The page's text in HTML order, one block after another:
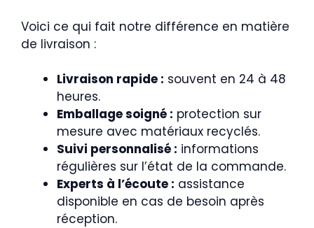
Voici ce qui fait notre différence en matière
de livraison :
Livraison rapide : souvent en 24 à 48
heures.
Emballage soigné : protection sur
mesure avec matériaux recyclés.
Suivi personnalisé : informations
régulières sur l’état de la commande.
Experts à l’écoute : assistance
disponible en cas de besoin après
réception.